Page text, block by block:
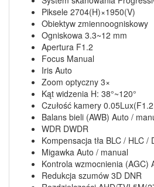
Piksele 2704(H)×1950(V)
Obiektyw zmiennoogniskowy
Ogniskowa 3.3~12 mm
Apertura F1.2
Focus Manual
Iris Auto
Zoom optyczny 3×
Kąt widzenia H: 38°~120°
Czułość kamery
Balans bieli (AWB) Auto /
WDR DWDR
Kompensacja tła BLC / HLC /
Migawka Auto / manual
Kontrola wzmocnienia (AGC)
Redukcja szumów 3D DNR